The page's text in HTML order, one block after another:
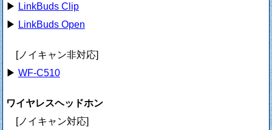
▶ LinkBuds Clip
▶ LinkBuds Open
[ノイキャン非対応]
▶ WF-C510
ワイヤレスヘッドホン
[ノイキャン対応]